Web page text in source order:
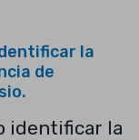
la
de
identificar la